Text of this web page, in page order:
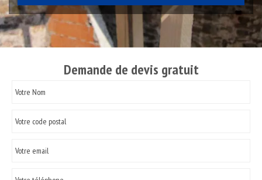
Demande de devis gratuit